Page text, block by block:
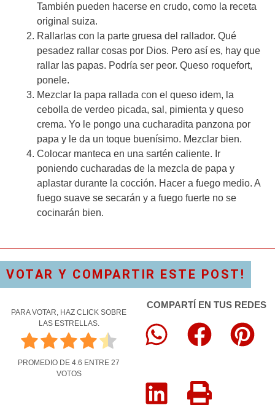
También pueden hacerse en crudo, como la receta
original suiza.
Rallarlas con la parte gruesa del rallador. Qué
pesadez rallar cosas por Dios. Pero así es, hay que
rallar las papas. Podría ser peor. Queso roquefort,
ponele.
Mezclar la papa rallada con el queso idem, la
cebolla de verdeo picada, sal, pimienta y queso
crema. Yo le pongo una cucharadita panzona por
papa y le da un toque buenísimo. Mezclar bien.
Colocar manteca en una sartén caliente. Ir
poniendo cucharadas de la mezcla de papa y
aplastar durante la cocción. Hacer a fuego medio. A
fuego suave se secarán y a fuego fuerte no se
cocinarán bien.
VOTAR Y COMPARTIR ESTE POST!
PARA VOTAR, HAZ CLICK SOBRE
LAS ESTRELLAS.
PROMEDIO DE 4.6 ENTRE 27
VOTOS
COMPARTÍ EN TUS REDES